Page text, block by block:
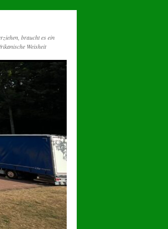
braucht es ein
Weisheit